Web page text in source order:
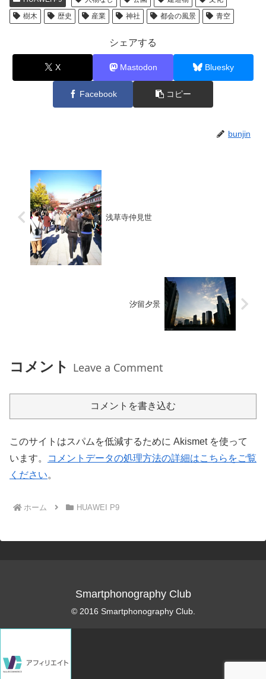
樹木
歴史 産業 神社 都会の風景 青空
シェアする
X Mastodon Bluesky
Facebook コピー
bunjin
浅草寺仲見世
汐留夕景
コメント Leave a Comment
コメントを書き込む
このサイトはスパムを低減するために Akismet を使って
います。
コメントデータの処理方法の詳細はこちらをご覧
ください。
ホーム HUAWEI P9
Smartphonography Club
© 2016 Smartphonography Club.